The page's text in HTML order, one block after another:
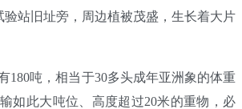
验站旧址旁，周边植被茂盛，生长着大片
180吨，相当于30多头成年亚洲象的体重
如此大吨位、高度超过20米的重物，必